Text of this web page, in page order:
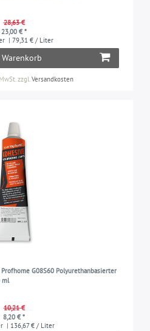
28,63 €
23,00 € *
| 79,31 € / Liter
zzgl. Versandkosten
G08S60 Polyurethanbasierter
ml
10,21 €
8,20 € *
| 136,67 € / Liter